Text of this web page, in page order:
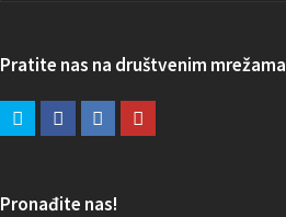
Pratite nas na društvenim mrežama
Pronađite nas!